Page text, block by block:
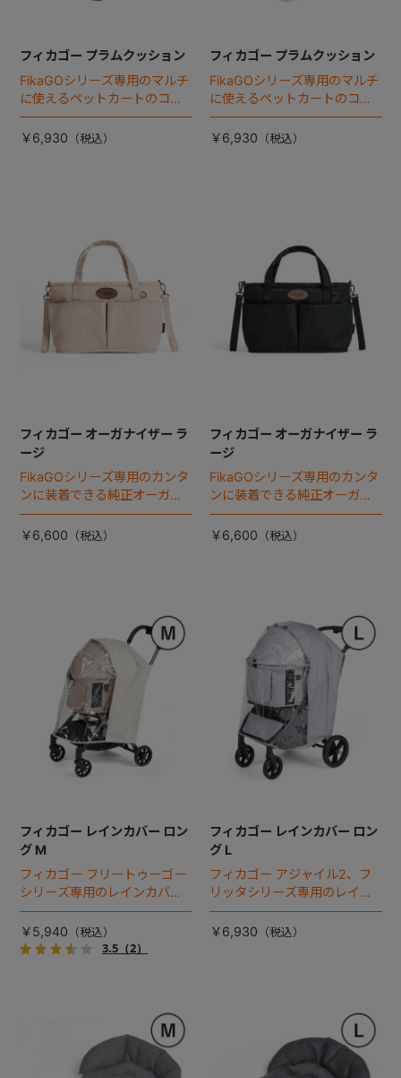
フィカゴー プラムクッション
FikaGOシリーズ専用のマルチ
に使えるペットカートのコー
ナークッション登場。
￥6,930
フィカゴー プラムクッション
FikaGOシリーズ専用のマルチ
に使えるペットカートのコー
ナークッション登場。
￥6,930
フィカゴー オーガナイザー ラ
ージ
FikaGOシリーズ専用のカンタ
ンに装着できる純正オーガナ
イザー。
￥6,600
フィカゴー オーガナイザー ラ
ージ
FikaGOシリーズ専用のカンタ
ンに装着できる純正オーガナ
イザー。
￥6,600
フィカゴー レインカバー ロン
グ M
フィカゴー フリートゥーゴー
シリーズ専用のレインカバ
ー。雨の日のお出かけも安
心。
￥5,940
3.5（2）
フィカゴー レインカバー ロン
グ L
フィカゴー アジャイル2、フ
リッタシリーズ専用のレイン
カバー。雨の日のお出かけも
安心。
￥6,930